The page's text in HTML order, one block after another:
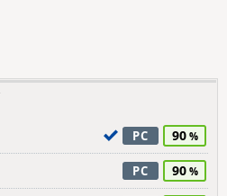
PC 90
PC 90